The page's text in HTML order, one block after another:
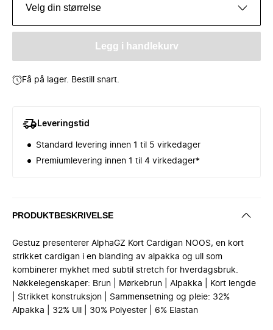
Velg din størrelse
Legg i handlekurv
Få på lager. Bestill snart.
Leveringstid
Standard levering innen 1 til 5 virkedager
Premiumlevering innen 1 til 4 virkedager*
PRODUKTBESKRIVELSE
Gestuz presenterer AlphaGZ Kort Cardigan NOOS, en kort
strikket cardigan i en blanding av alpakka og ull som
kombinerer mykhet med subtil stretch for hverdagsbruk.
Nøkkelegenskaper: Brun | Mørkebrun | Alpakka | Kort lengde
| Strikket konstruksjon | Sammensetning og pleie: 32%
Alpakka | 32% Ull | 30% Polyester | 6% Elastan